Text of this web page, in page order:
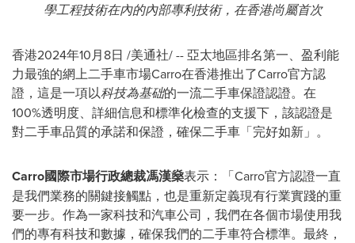
學工程技術在內的內部專利技術，在香港尚屬首次
香港2024年10月8日 /美通社/ -- 亞太地區排名第一、盈利能
力最強的網上二手車市場Carro在香港推出了Carro官方認
證，這是一項以科技為基础的一流二手車保證認證。在
100%透明度、詳細信息和標準化檢查的支援下，該認證是
對二手車品質的承諾和保證，確保二手車「完好如新」。
Carro國際市場行政總裁馮漢燊表示：「Carro官方認證一直
是我們業務的關鍵接觸點，也是重新定義現有行業實踐的重
要一步。作為一家科技和汽車公司，我們在各個市場使用我
們的專有科技和數據，確保我們的二手車符合標準。最終，